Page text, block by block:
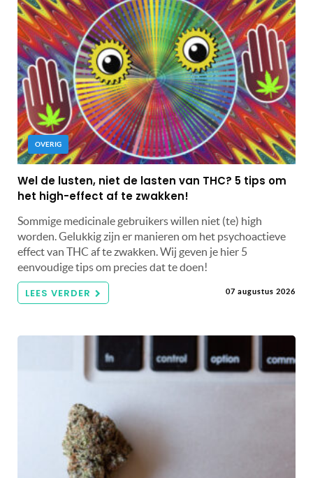
OVERIG
Wel de lusten, niet de lasten van THC? 5 tips om
het high-effect af te zwakken!
Sommige medicinale gebruikers willen niet (te) high
worden. Gelukkig zijn er manieren om het psychoactieve
effect van THC af te zwakken. Wij geven je hier 5
eenvoudige tips om precies dat te doen!
LEES VERDER 07 augustus 2026